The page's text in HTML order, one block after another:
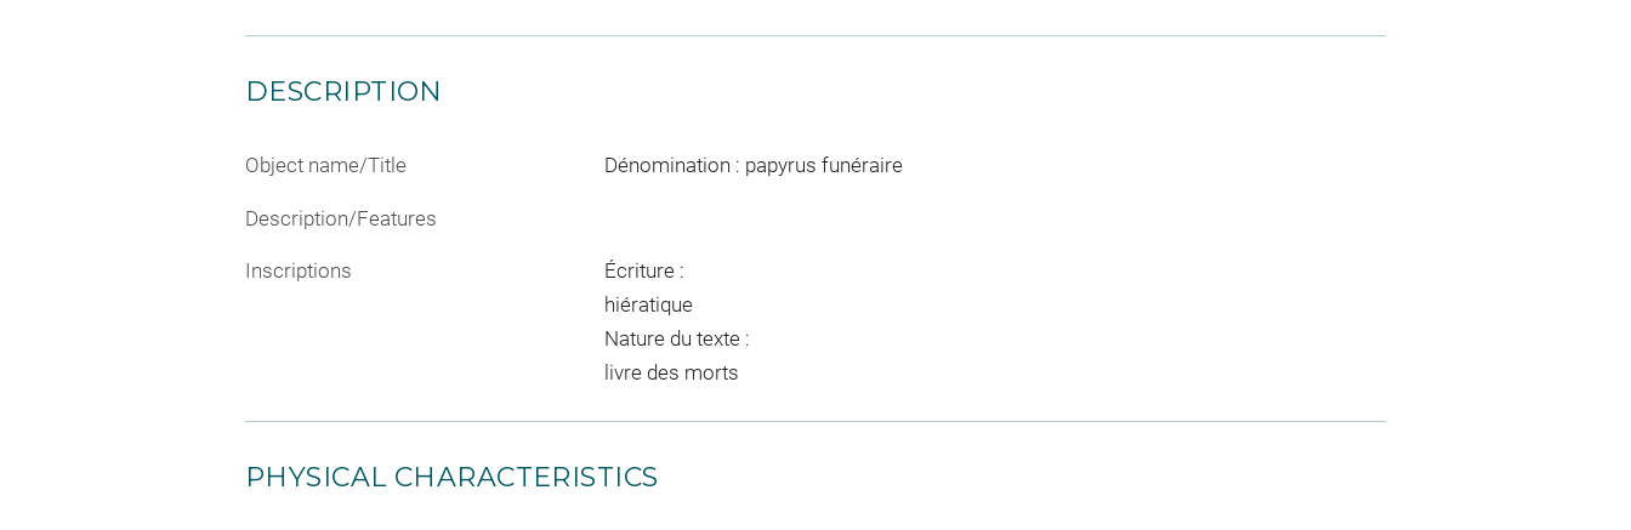
DESCRIPTION
Object name/Title Dénomination : papyrus funéraire
Description/Features
Inscriptions
Écriture :
hiératique
Nature du texte :
livre des morts
PHYSICAL CHARACTERISTICS